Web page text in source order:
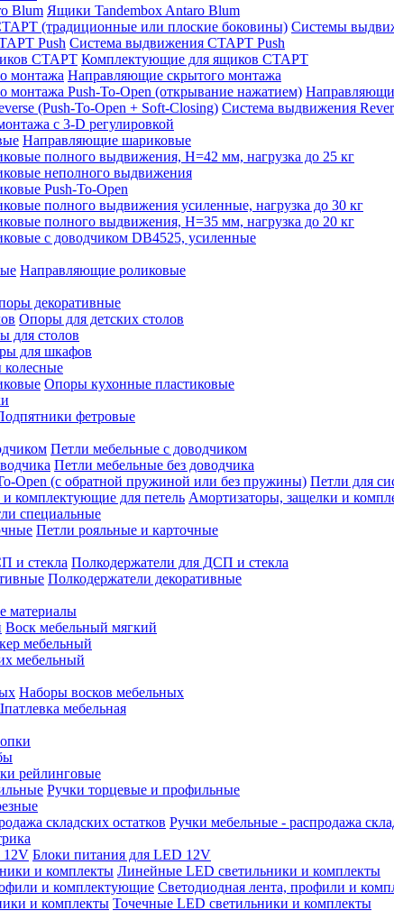
Ящики Tandembox Antaro Blum
Системы
Система выдвижения СТАРТ Push
Комплектующие для ящиков СТАРТ
Направляющие скрытого монтажа
Система выдвижения
с 3-D регулировкой
Направляющие шариковые
полного выдвижения, H=42 мм, нагрузка до 25 кг
неполного выдвижения
Push-To-Open
полного выдвижения усиленные, нагрузка до 30 кг
полного выдвижения, H=35 мм, нагрузка до 20 кг
с доводчиком DB4525, усиленные
Направляющие роликовые
декоративные
Опоры для детских столов
для столов
для шкафов
Опоры кухонные пластиковые
фетровые
Петли мебельные с доводчиком
Петли мебельные без доводчика
Петли для
Амортизаторы, защелки и
специальные
Петли рояльные и карточные
Полкодержатели для ДСП и стекла
Полкодержатели декоративные
материалы
Воск мебельный мягкий
мебельный
мебельный
Наборы восков мебельных
мебельная
рейлинговые
Ручки торцевые и профильные
Ручки мебельные - распродажа
Блоки питания для LED 12V
Линейные LED светильники и комплекты
Светодиодная лента, профили и
Точечные LED светильники и комплекты